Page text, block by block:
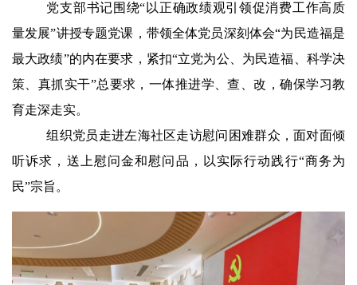
党支部书记围绕“以正确政绩观引领促消费工作高质
量发展”讲授专题党课，带领全体党员深刻体会“为民造福是
最大政绩”的内在要求，紧扣“立党为公、为民造福、科学决
策、真抓实干”总要求，一体推进学、查、改，确保学习教
育走深走实。
组织党员走进左海社区走访慰问困难群众，面对面倾
听诉求，送上慰问金和慰问品，以实际行动践行“商务为
民”宗旨。